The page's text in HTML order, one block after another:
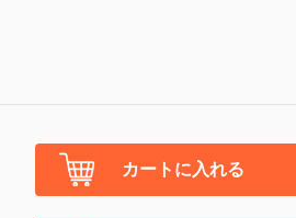
カートに入れる